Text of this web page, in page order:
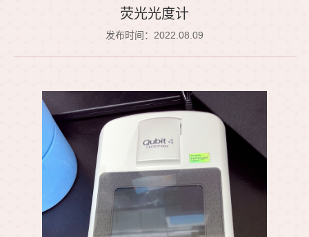
荧光光度计
发布时间：2022.08.09